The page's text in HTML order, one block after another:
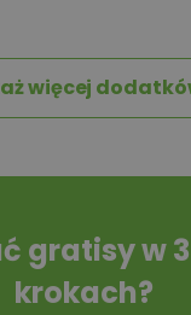
więcej
gratisy w
krokach?